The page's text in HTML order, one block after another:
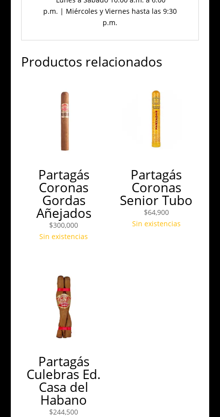
p.m. | Miércoles y Viernes hasta las 9:30
p.m.
Productos relacionados
Partagás
Coronas
Gordas
Añejados
$300,000
Sin existencias
Partagás
Coronas
Senior Tubo
$64,900
Sin existencias
Partagás
Culebras Ed.
Casa del
Habano
$244,500